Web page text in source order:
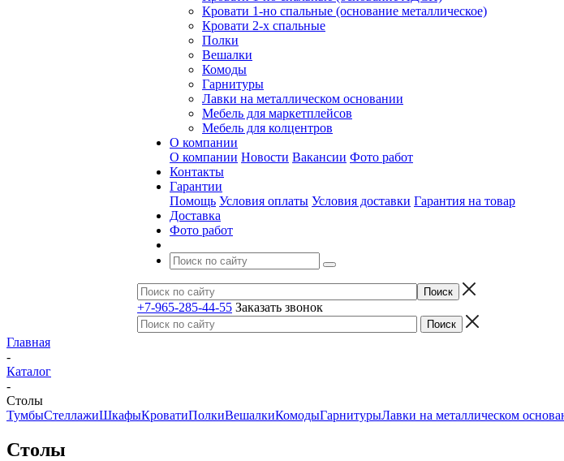
Кровати 1-но спальные (основание металлическое)
Кровати 2-х спальные
Полки
Вешалки
Комоды
Гарнитуры
Лавки на металлическом основании
Мебель для маркетплейсов
Мебель для колцентров
О компании
О компании Новости Вакансии Фото работ
Контакты
Гарантии
Помощь Условия оплаты Условия доставки Гарантия на товар
Доставка
Фото работ
+7-965-285-44-55 Заказать звонок
Главная
-
Каталог
-
Столы
ТумбыСтеллажиШкафыКроватиПолкиВешалкиКомодыГарнитурыЛавки на металлическом
Столы